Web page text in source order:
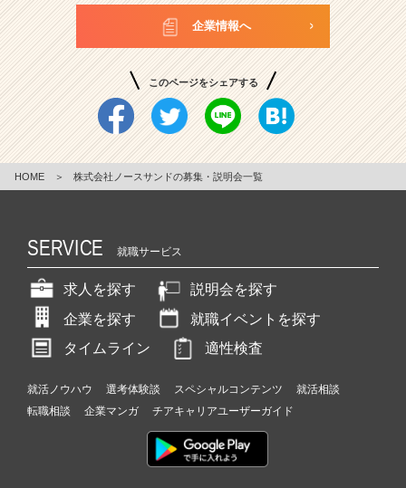
企業情報へ
このページをシェアする
HOME ＞ 株式会社ノースサンドの募集・説明会一覧
SERVICE 就職サービス
求人を探す
説明会を探す
企業を探す
就職イベントを探す
タイムライン
適性検査
就活ノウハウ 選考体験談 スペシャルコンテンツ
就活相談
転職相談
企業マンガ チアキャリアユーザーガイド